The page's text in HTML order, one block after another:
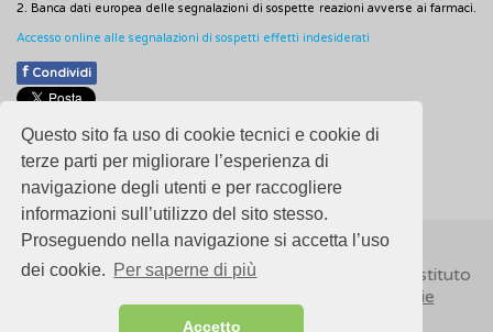
Questo sito fa uso di cookie tecnici e cookie di
terze parti per migliorare l’esperienza di
navigazione degli utenti e per raccogliere
informazioni sull’utilizzo del sito stesso.
Proseguendo nella navigazione si accetta l’uso
dei cookie. Per saperne di più
Accetto
2. Banca dati europea delle segnalazioni di sospette reazioni avverse ai farmaci.
Accesso online alle segnalazioni di sospetti effetti indesiderati
f Condividi
Pubblicato: 28 Febbraio 2018
- Ultimo aggiornamento: 13 Dicembre 2021
© 2018ISSalute - Sito sviluppato e gestito dall’Istituto
Cookie